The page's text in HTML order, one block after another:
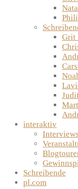
Grit
interaktiv
Interviews
Schreibende
pl.com